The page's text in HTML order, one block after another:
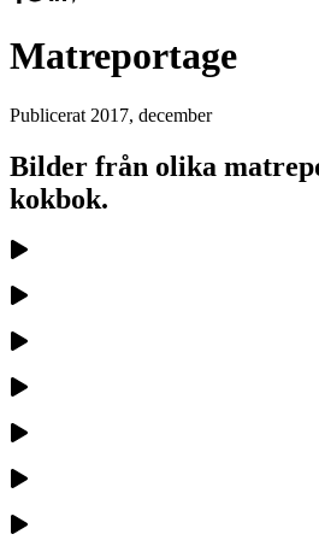
Matreportage
Publicerat 2017, december
Bilder från olika
kokbok.